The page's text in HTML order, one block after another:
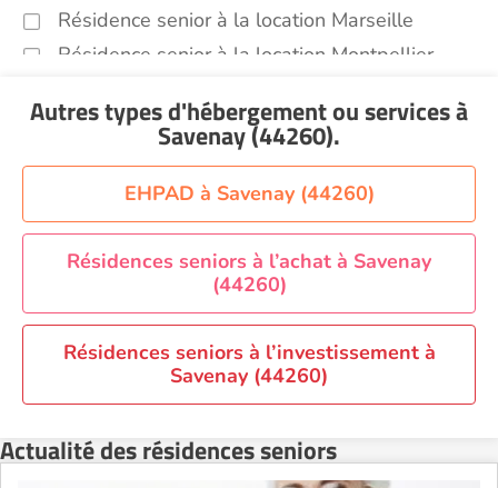
Résidence senior à la location Marseille
Résidence senior à la location Montpellier
Résidence senior à la location Nantes
Résidence senior à la location Nîmes
Résidence senior à la location Orléans
Résidence senior à la location Perpignan
Résidence senior à la location Reims
Résidence senior à la location Rennes
Résidence senior à la location Strasbourg
Résidence senior à la location Toulouse
Recherche par ville
Autres types d'hébergement ou servicesà
Savenay (44260).
EHPAD à Savenay (44260)
Résidences seniors à l’achat à Savenay
(44260)
Résidences seniors à l’investissement à
Savenay (44260)
Actualité des résidences seniors